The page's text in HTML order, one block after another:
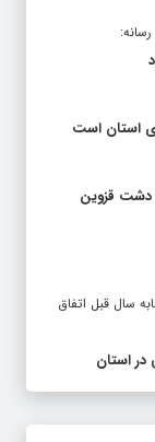
استان است
دشت قزوین
سال قبل اتفاق
استان